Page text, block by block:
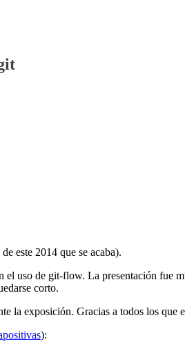
este 2014 que se acaba).
el uso de git-flow. La presentación fue
corto.
la exposición. Gracias a todos los
):